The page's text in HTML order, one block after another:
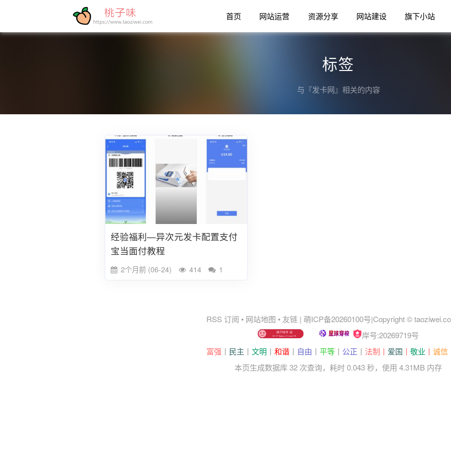
首页 网站运营 资源分享 网站建设 旗下小站
标签
与『发卡网』相关的内容
经验福利—异次元发卡配置支付
宝当面付教程
2个月前 (06-24) 414 1
RSS 订阅 • 网站地图 • 友链 | 萌ICP备20260100号|Copyright ©
岸号:20269719号
富强 丨 民主 丨 文明 丨 和谐丨 自由 丨 平等丨 公正 丨 法制丨 爱国 丨 敬业 丨 诚信
本页生成数据库 32 次查询，耗时 0.043 秒，使用 4.31MB 内存